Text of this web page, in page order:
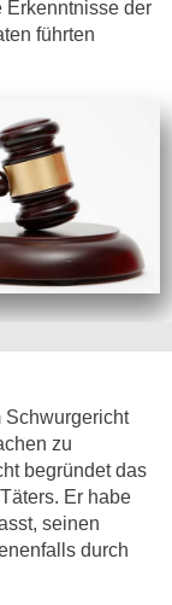
Erkenntnisse der
führten
Schwurgericht
zu
begründet das
Er habe
seinen
durch